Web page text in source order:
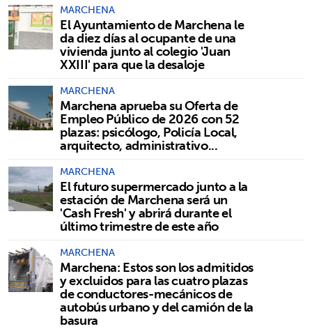
MARCHENA
El Ayuntamiento de Marchena le
da diez días al ocupante de una
vivienda junto al colegio 'Juan
XXIII' para que la desaloje
MARCHENA
Marchena aprueba su Oferta de
Empleo Público de 2026 con 52
plazas: psicólogo, Policía Local,
arquitecto, administrativo...
MARCHENA
El futuro supermercado junto a la
estación de Marchena será un
'Cash Fresh' y abrirá durante el
último trimestre de este año
MARCHENA
Marchena: Estos son los admitidos
y excluidos para las cuatro plazas
de conductores-mecánicos de
autobús urbano y del camión de la
basura